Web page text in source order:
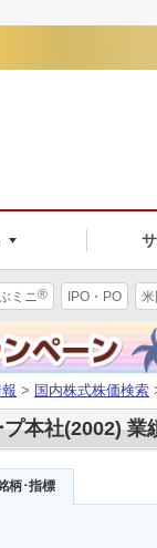
ミニ® IPO・PO
> 国内株式株価検索
本社(2002) 業
柄･指標